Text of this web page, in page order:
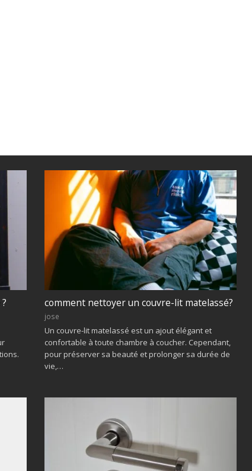
comment nettoyer un couvre-lit matelassé?
jose
Un couvre-lit matelassé est un ajout élégant et
confortable à toute chambre à coucher. Cependant,
pour préserver sa beauté et prolonger sa durée de
vie,…